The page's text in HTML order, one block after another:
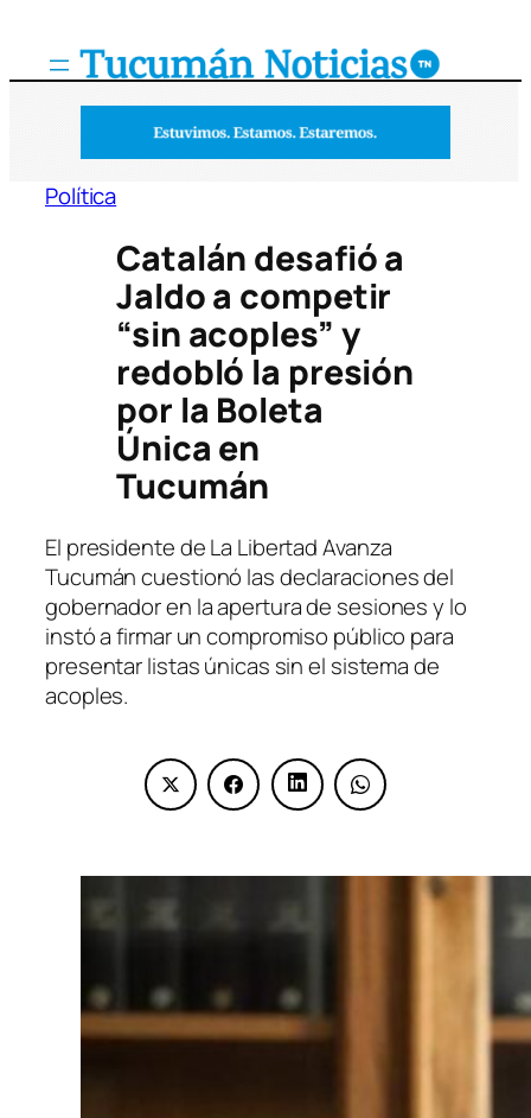
Política
Catalán desafió a
Jaldo a competir
“sin acoples” y
redobló la presión
por la Boleta
Única en
Tucumán
El presidente de La Libertad Avanza
Tucumán cuestionó las declaraciones del
gobernador en la apertura de sesiones y lo
instó a firmar un compromiso público para
presentar listas únicas sin el sistema de
acoples.